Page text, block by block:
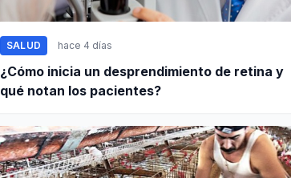
SALUD hace 4 días
¿Cómo inicia un desprendimiento de retina y
qué notan los pacientes?